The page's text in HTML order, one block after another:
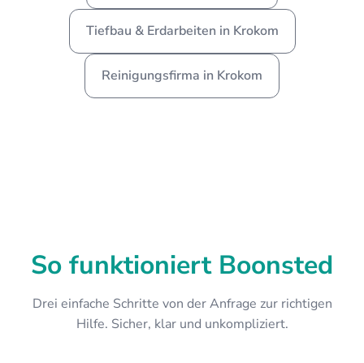
Tiefbau & Erdarbeiten in Krokom
Reinigungsfirma in Krokom
So funktioniert Boonsted
Drei einfache Schritte von der Anfrage zur richtigen
Hilfe. Sicher, klar und unkompliziert.